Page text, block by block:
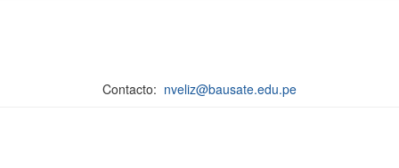
Contacto: nveliz@bausate.edu.pe